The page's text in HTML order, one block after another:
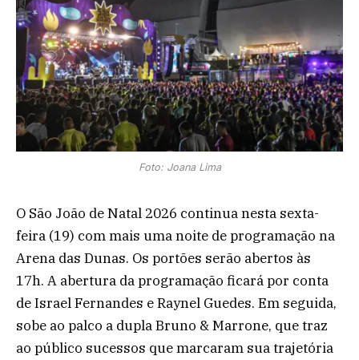
Foto: Joana Lima
O São João de Natal 2026 continua nesta sexta-
feira (19) com mais uma noite de programação na
Arena das Dunas. Os portões serão abertos às
17h. A abertura da programação ficará por conta
de Israel Fernandes e Raynel Guedes. Em seguida,
sobe ao palco a dupla Bruno & Marrone, que traz
ao público sucessos que marcaram sua trajetória